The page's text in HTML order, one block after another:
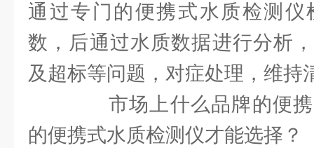
通过专门的便携式水质检测
数，后通过水质数据进行分析
及超标等问题，对症处理，维持
市场上什么品牌的便携
的便携式水质检测仪才能选择？